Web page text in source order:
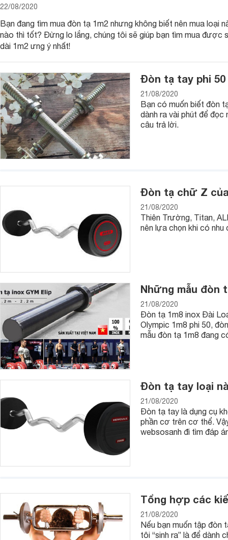
- Đòn tạ chữ Z: Còn được nhiều người gọi với cái tên
hình chữ Z, với việc sử dụng chất liệu thép cao cấp nên
quá trình sử dụng lâu dài. Loại đòn tạ chữ Z được đánh
dàng cầm, nắm và lên tạ trên vai dễ dàng hơn.
Đòn tạ chữ Z dễ sử dụng
Sử dụng đòn tạ của thương hiệu nào tốt nhất?
Với nhu cầu càng ngày càng lớn nên thị trường cũng trở
lượng và giá cả phong phú đến từ nhiều thương hiệu lớn
bạn cân nhắc lựa chọn thì đôi khi điều này lại khiến bạn
tốt đảm bảo hiệu quả cho nhu cầu sử dụng của mình. Biết
tên thương hiệu đòn tạ uy tín được nhiều người tin dùng
đồ dùng thể thao, lại được các vận động viên thể hình
thể tham khảo để lựa chọn sản phẩm phù hợp nhất cho nhu
22/08/2020
Bạn đang tìm mua đòn tạ 1m2 nhưng không biết nên mua loại
nào thì tốt? Đừng lo lắng, chúng tôi sẽ giúp bạn tìm mua được
dài 1m2 ưng ý nhất!
Đòn tạ tay phi
21/08/2020
Bạn có muốn biết đòn
dành ra vài phút để đọc
câu trả lời.
Đòn tạ chữ Z
21/08/2020
Thiên Trường, Titan,
nên lựa chọn khi có
Những mẫu đòn
21/08/2020
Đòn tạ 1m8 inox Đài
Olympic 1m8 phi 50,
mẫu đòn tạ 1m8 đang
Đòn tạ tay loại
21/08/2020
Đòn tạ tay là dụng cụ
phần cơ trên cơ thể.
websosanh đi tìm đáp
Tổng hợp các
21/08/2020
Nếu bạn muốn tập đòn
tôi “sinh ra” là để dành